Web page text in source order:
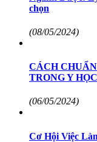
chọn
(08/05/2024)
CÁCH
TRONG Y
(06/05/2024)
Cơ Hội Việc